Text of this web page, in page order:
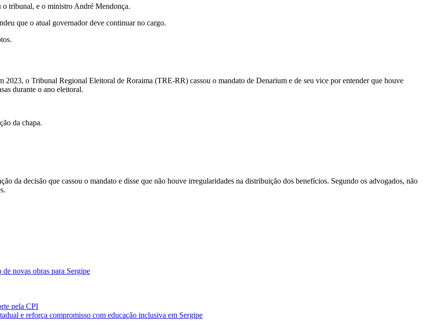
tribunal, e o ministro André Mendonça.
que o atual governador deve continuar no cargo.
o Tribunal Regional Eleitoral de Roraima (TRE-RR) cassou o mandato de Denarium e de seu vice por entender que houve
durante o ano eleitoral.
da chapa.
da decisão que cassou o mandato e disse que não houve irregularidades na distribuição dos benefícios. Segundo os advogados, não
novas obras para Sergipe
pela CPI
e reforça compromisso com educação inclusiva em Sergipe